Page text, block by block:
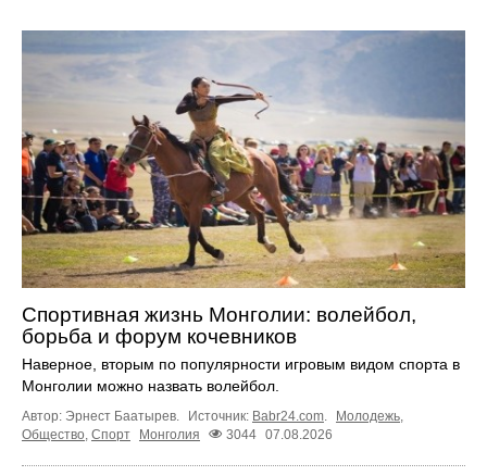
Спортивная жизнь Монголии: волейбол,
борьба и форум кочевников
Наверное, вторым по популярности игровым видом спорта в
Монголии можно назвать волейбол.
Автор: Эрнест Баатырев. Источник: Babr24.com. Молодежь,
Общество, Спорт Монголия 3044 07.08.2026